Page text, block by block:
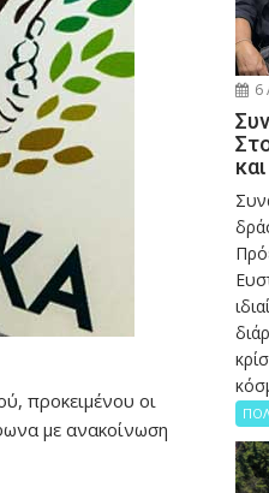
προκειμένου οι
με ανακοίνωση
6